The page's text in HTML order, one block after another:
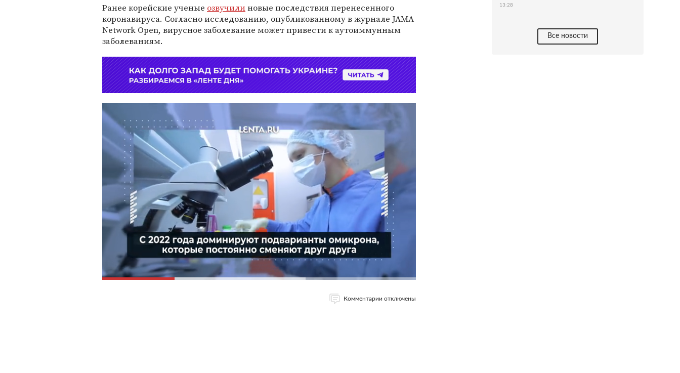
Ранее корейские ученые озвучилиновые последствия перенесенного
коронавируса. Согласно исследованию, опубликованному в журнале JAMA
Network Open, вирусное заболевание может привести к аутоиммунным
заболеваниям.
Комментарии отключены
13:28
Все новости